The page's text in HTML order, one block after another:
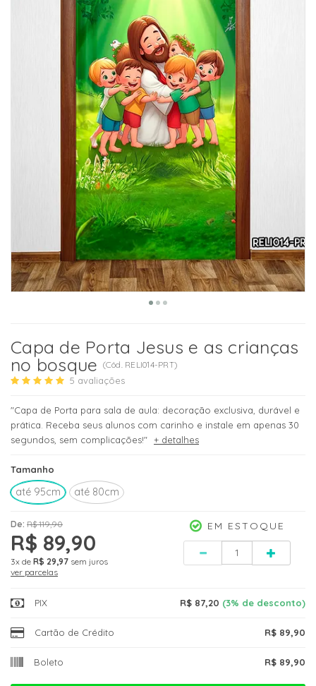
Capa de Porta Jesus e as crianças
no bosque (Cód. RELI014-PRT)
5 avaliações
"Capa de Porta para sala de aula: decoração exclusiva, durável e
prática. Receba seus alunos com carinho e instale em apenas 30
segundos, sem complicações!" + detalhes
Tamanho
até 95cm até 80cm
De: R$ 119,90
R$ 89,90
3x de R$ 29,97 sem juros
ver parcelas
EM ESTOQUE
PIX R$ 87,20 (3% de desconto)
Cartão de Crédito R$ 89,90
Boleto R$ 89,90